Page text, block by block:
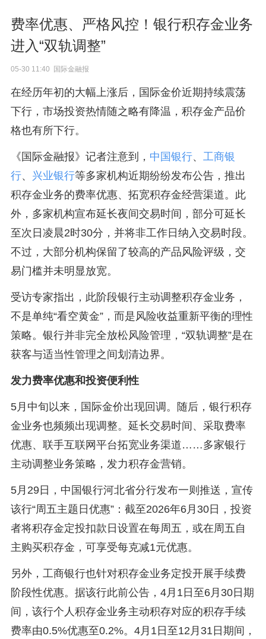
费率优惠、严格风控！银行积存金业务
进入“双轨调整”
05-30 11:40 国际金融报
在经历年初的大幅上涨后，国际金价近期持续震荡
下行，市场投资热情随之略有降温，积存金产品价
格也有所下行。
《国际金融报》记者注意到， 中国银行、 工商银
行、 兴业银行等多家机构近期纷纷发布公告，推出
积存金业务的费率优惠、拓宽积存金经营渠道。此
外，多家机构宣布延长夜间交易时间，部分可延长
至次日凌晨2时30分，并将非工作日纳入交易时段。
不过，大部分机构保留了较高的产品风险评级，交
易门槛并未明显放宽。
受访专家指出，此阶段银行主动调整积存金业务，
不是单纯“看空黄金”，而是风险收益重新平衡的理性
策略。银行并非完全放松风险管理，“双轨调整”是在
获客与适当性管理之间划清边界。
发力费率优惠和投资便利性
5月中旬以来，国际金价出现回调。随后，银行积存
金业务也频频出现调整。延长交易时间、采取费率
优惠、联手互联网平台拓宽业务渠道……多家银行
主动调整业务策略，发力积存金营销。
5月29日，中国银行河北省分行发布一则推送，宣传
该行“周五主题日优惠”：截至2026年6月30日，投资
者将积存金定投扣款日设置在每周五，或在周五自
主购买积存金，可享受每克减1元优惠。
另外，工商银行也针对积存金业务定投开展手续费
阶段性优惠。据该行此前公告，4月1日至6月30日期
间，该行个人积存金业务主动积存对应的积存手续
费率由0.5%优惠至0.2%。4月1日至12月31日期间，